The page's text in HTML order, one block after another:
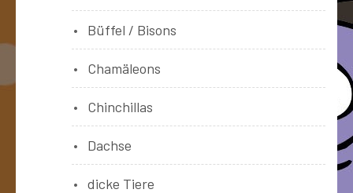
Büffel / Bisons
Chamäleons
Chinchillas
Dachse
dicke Tiere